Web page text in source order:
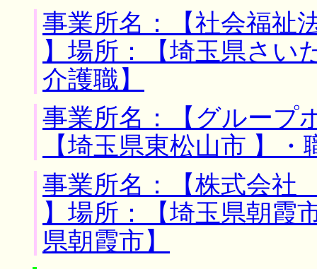
事業所名：【社会福
】場所：【埼玉県さい
介護職】
事業所名：【グルー
【埼玉県東松山市 】
事業所名：【株式会
】場所：【埼玉県朝霞
県朝霞市】